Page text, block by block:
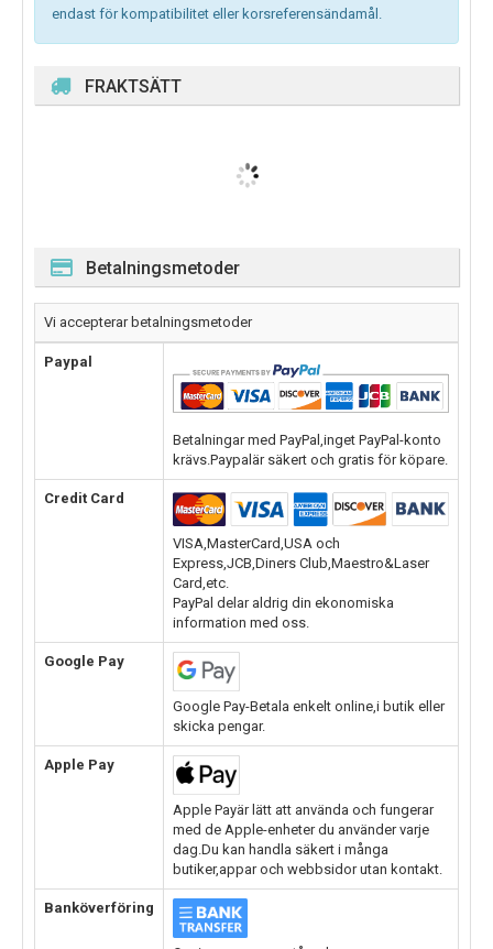
endast för kompatibilitet eller korsreferensändamål.
FRAKTSÄTT
Betalningsmetoder
Vi accepterar betalningsmetoder
Paypal
Betalningar med PayPal,inget PayPal-konto
krävs.Paypalär säkert och gratis för köpare.
Credit Card
VISA,MasterCard,USA och
Express,JCB,Diners Club,Maestro&Laser
Card,etc.
PayPal delar aldrig din ekonomiska
information med oss.
Google Pay
Google Pay-Betala enkelt online,i butik eller
skicka pengar.
Apple Pay
Apple Payär lätt att använda och fungerar
med de Apple-enheter du använder varje
dag.Du kan handla säkert i många
butiker,appar och webbsidor utan kontakt.
Banköverföring